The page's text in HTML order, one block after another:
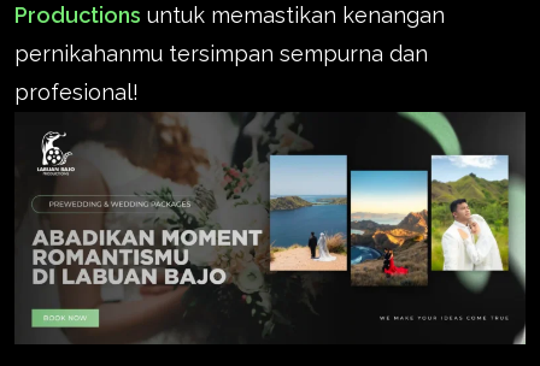
Productions untuk memastikan kenangan
pernikahanmu tersimpan sempurna dan
profesional!